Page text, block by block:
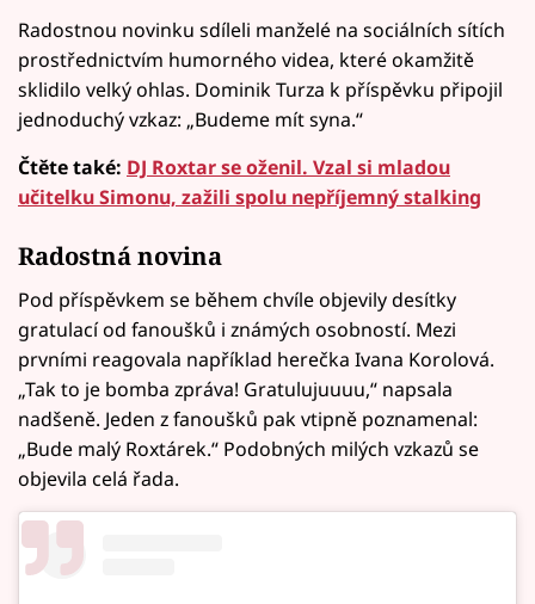
Radostnou novinku sdíleli manželé na sociálních sítích
prostřednictvím humorného videa, které okamžitě
sklidilo velký ohlas. Dominik Turza k příspěvku připojil
jednoduchý vzkaz: „Budeme mít syna.“
Čtěte také: DJ Roxtar se oženil. Vzal si mladou
učitelku Simonu, zažili spolu nepříjemný stalking
Radostná novina
Pod příspěvkem se během chvíle objevily desítky
gratulací od fanoušků i známých osobností. Mezi
prvními reagovala například herečka Ivana Korolová.
„Tak to je bomba zpráva! Gratulujuuuu,“ napsala
nadšeně. Jeden z fanoušků pak vtipně poznamenal:
„Bude malý Roxtárek.“ Podobných milých vzkazů se
objevila celá řada.